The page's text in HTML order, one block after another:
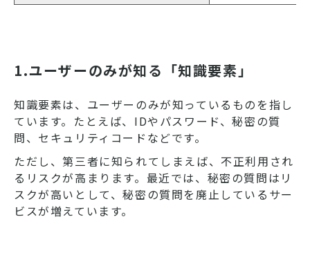
1.ユーザーのみが知る「知識要素」
知識要素は、ユーザーのみが知っているものを指し
ています。たとえば、IDやパスワード、秘密の質
問、セキュリティコードなどです。
ただし、第三者に知られてしまえば、不正利用され
るリスクが高まります。最近では、秘密の質問はリ
スクが高いとして、秘密の質問を廃止しているサー
ビスが増えています。